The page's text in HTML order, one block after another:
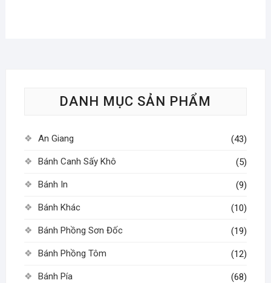
có
trên
được
chọn
trang
sản
phẩm
DANH MỤC SẢN PHẨM
An Giang (43)
Bánh Canh Sấy Khô (5)
Bánh In (9)
Bánh Khác (10)
Bánh Phồng Sơn Đốc (19)
Bánh Phồng Tôm (12)
Bánh Pía (68)